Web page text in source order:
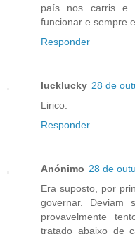
país nos carris e
funcionar e sempre
Responder
lucklucky 28 de
Lirico.
Responder
Anónimo 28 de
Era suposto, por
governar. Deviam
provavelmente
tratado abaixo de